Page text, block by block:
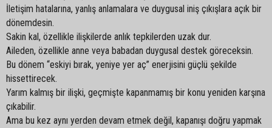
İletişim hatalarına, yanlış anlamalara ve duygusal iniş çıkışlara açık bir
dönemdesin.
Sakin kal, özellikle ilişkilerde anlık tepkilerden uzak dur.
Aileden, özellikle anne veya babadan duygusal destek göreceksin.
Bu dönem “eskiyi bırak, yeniye yer aç” enerjisini güçlü şekilde
hissettirecek.
Yarım kalmış bir ilişki, geçmişte kapanmamış bir konu yeniden karşına
çıkabilir.
Ama bu kez aynı yerden devam etmek değil, kapanışı doğru yapmak